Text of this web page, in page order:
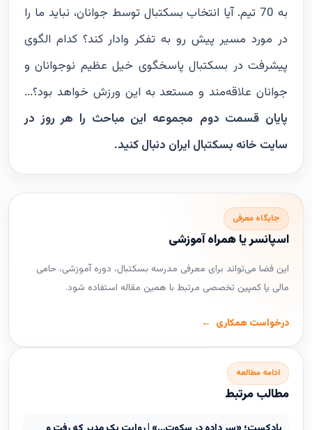
به 70 تیم. آیا انتخاب بسکتبال توسط جوانان، نباید ما را
در مورد مسیر پیش رو به تفکر وادار کند؟ کدام الگوی
پیشرفت در بسکتبال پاسخگوی خیل عظیم نوجوانان و
جوانان علاقه‌مند و مستعد به این ورزش خواهد بود؟...
پایان قسمت دوم مجموعه این مباحث را هر روز در
سایت خانه بسکتبال ایران دنبال کنید.
جایگاه معرفی
اسپانسر یا همراه آموزشی
این فضا می‌تواند برای معرفی مدرسه بسکتبال، دوره آموزشی، حامی
مالی یا کمپین تخصصی مرتبط با همین مقاله استفاده شود.
درخواست همکاری
ادامه مطالعه
مطالب مرتبط